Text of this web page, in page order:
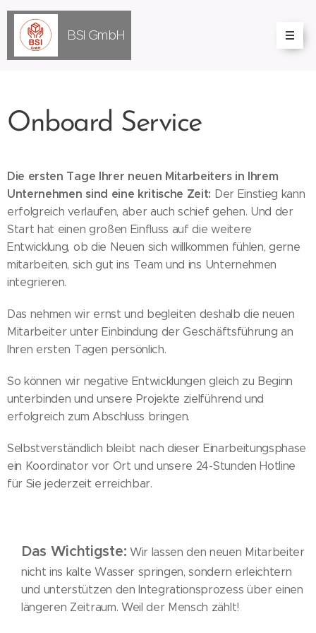
BSI GmbH
Onboard Service
Die ersten Tage Ihrer neuen Mitarbeiters in Ihrem
Unternehmen sind eine kritische Zeit: Der Einstieg kann
erfolgreich verlaufen, aber auch schief gehen. Und der
Start hat einen großen Einfluss auf die weitere
Entwicklung, ob die Neuen sich willkommen fühlen, gerne
mitarbeiten, sich gut ins Team und ins Unternehmen
integrieren.
Das nehmen wir ernst und begleiten deshalb die neuen
Mitarbeiter unter Einbindung der Geschäftsführung an
Ihren ersten Tagen persönlich.
So können wir negative Entwicklungen gleich zu Beginn
unterbinden und unsere Projekte zielführend und
erfolgreich zum Abschluss bringen.
Selbstverständlich bleibt nach dieser Einarbeitungsphase
ein Koordinator vor Ort und unsere 24-Stunden Hotline
für Sie jederzeit erreichbar.
Das Wichtigste: Wir lassen den neuen Mitarbeiter
nicht ins kalte Wasser springen, sondern erleichtern
und unterstützen den Integrationsprozess über einen
längeren Zeitraum. Weil der Mensch zählt!